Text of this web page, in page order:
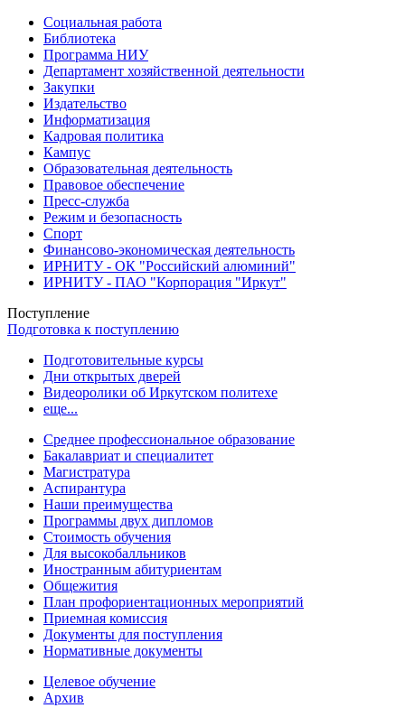
Социальная работа
Библиотека
Программа НИУ
Департамент хозяйственной деятельности
Закупки
Издательство
Информатизация
Кадровая политика
Кампус
Образовательная деятельность
Правовое обеспечение
Пресс-служба
Режим и безопасность
Спорт
Финансово-экономическая деятельность
ИРНИТУ - ОК "Российский алюминий"
ИРНИТУ - ПАО "Корпорация "Иркут"
Поступление
Подготовка к поступлению
Подготовительные курсы
Дни открытых дверей
Видеоролики об Иркутском политехе
еще...
Cреднее профессиональное образование
Бакалавриат и специалитет
Магистратура
Аспирантура
Наши преимущества
Программы двух дипломов
Стоимость обучения
Для высокобалльников
Иностранным абитуриентам
Общежития
План профориентационных мероприятий
Приемная комиссия
Документы для поступления
Нормативные документы
Целевое обучение
Архив